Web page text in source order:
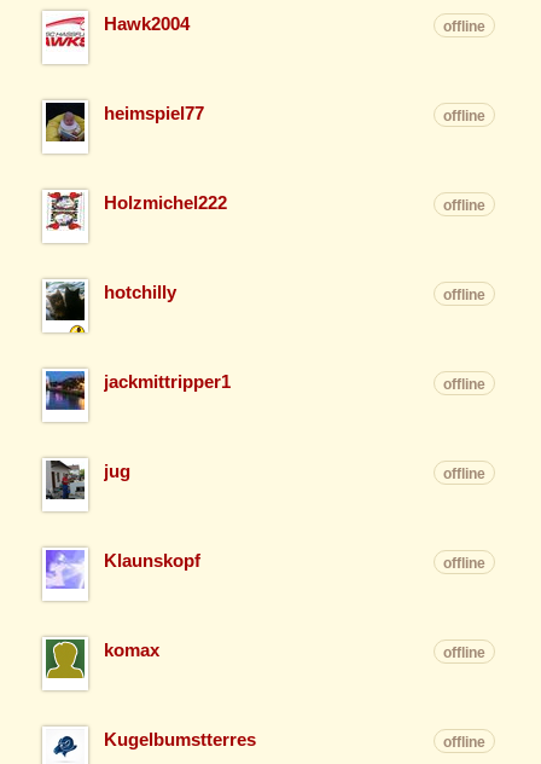
Hawk2004 offline
heimspiel77 offline
Holzmichel222 offline
hotchilly offline
jackmittripper1 offline
jug offline
Klaunskopf offline
komax offline
Kugelbumstterres offline